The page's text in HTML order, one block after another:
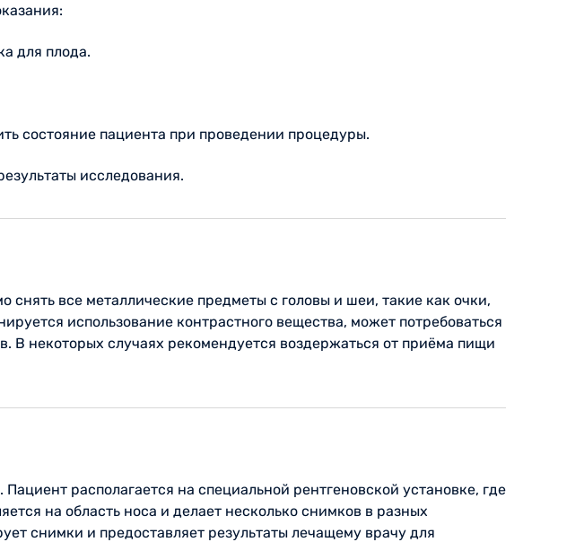
для плода.
состояние пациента при проведении процедуры.
исследования.
все металлические предметы с головы и шеи, такие как очки,
использование контрастного вещества, может потребоваться
В некоторых случаях рекомендуется воздержаться от приёма пищи
располагается на специальной рентгеновской установке, где
на область носа и делает несколько снимков в разных
снимки и предоставляет результаты лечащему врачу для